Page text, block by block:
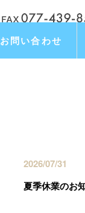
お問い合わせ
2026/07/31
夏季休業のお